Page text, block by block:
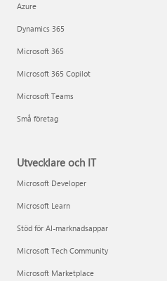
Azure
Dynamics 365
Microsoft 365
Microsoft 365 Copilot
Microsoft Teams
Små företag
Utvecklare och IT
Microsoft Developer
Microsoft Learn
Stöd för AI-marknadsappar
Microsoft Tech Community
Microsoft Marketplace